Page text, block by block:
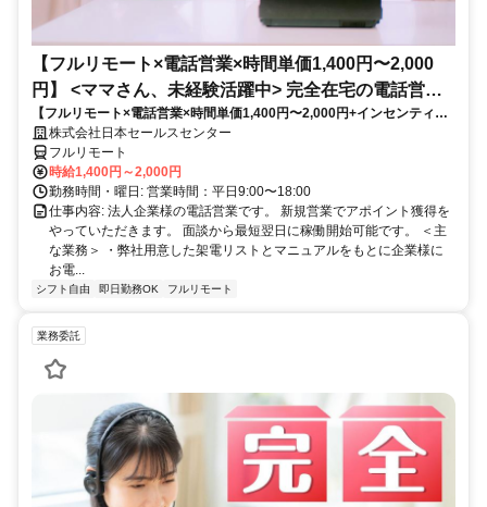
【フルリモート×電話営業×時間単価1,400円〜2,000
円】 <ママさん、未経験活躍中> 完全在宅の電話営業
で家庭と仕事の両立を実現
【フルリモート×電話営業×時間単価1,400円〜2,000円+インセンティブ
あり】 ＜ママさん、未経験活躍中＞ 完全在宅の電話営業で家庭と仕事の
両立を実現
株式会社日本セールスセンター
フルリモート
時給1,400円～2,000円
勤務時間・曜日: 営業時間：平日9:00〜18:00
仕事内容: 法人企業様の電話営業です。 新規営業でアポイント獲得を
やっていただきます。 面談から最短翌日に稼働開始可能です。 ＜主
な業務＞ ・弊社用意した架電リストとマニュアルをもとに企業様に
お電...
シフト自由 即日勤務OK フルリモート
業務委託